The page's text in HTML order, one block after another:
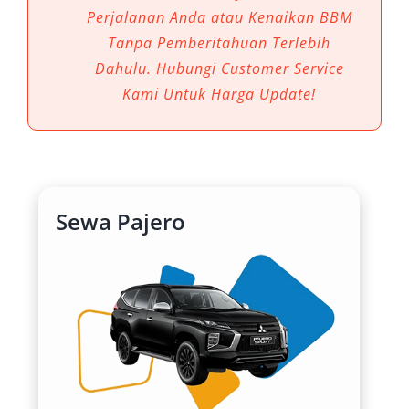
masyarakat maupun wisatawan yang
membutuhkan kendaraan tangguh, nyaman,
dan bergaya. Artikel ini membahas keunggulan
mobil ini secara mendalam sekaligus
memberikan panduan bagi Anda yang
mempertimbangkan layanan rental mobil
perjalanan keluarga.
1. Desain Eksterior Tangguh dan
Salah satu daya tarik utama dari All New Pajero
Sport adalah desain eksteriornya yang gagah
namun tetap elegan. Garis bodi yang dinamis
Perjalanan Anda atau Kenaikan BBM
Tanpa Pemberitahuan Terlebih
Dahulu. Hubungi Customer Service
Kami Untuk Harga Update!
Sewa Pajero